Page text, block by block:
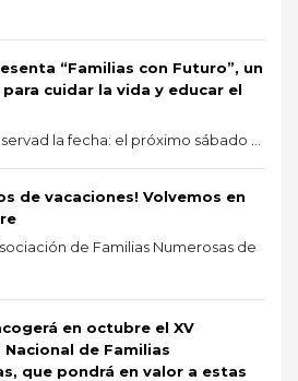
“Familias con Futuro”, un
cuidar la vida y educar el
la fecha: el próximo sábado ...
de vacaciones! Volvemos en
de Familias Numerosas de
en octubre el XV
Nacional de Familias
que pondrá en valor a estas